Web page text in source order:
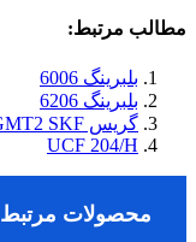
مطالب مرتبط:
بلبرینگ 6006
بلبرینگ 6206
گریس LGMT2 SKF
UCF 204/H
محصولات مرتبط